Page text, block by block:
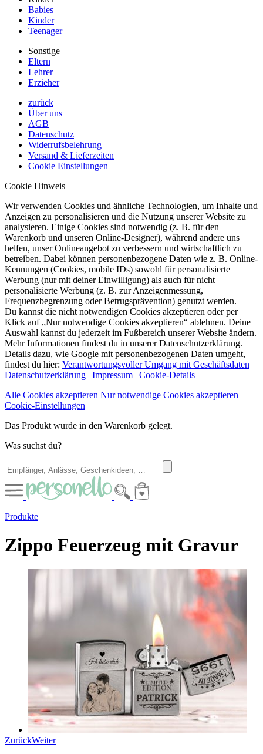
Babies
Kinder
Teenager
Sonstige
Eltern
Lehrer
Erzieher
zurück
Über uns
AGB
Datenschutz
Widerrufsbelehrung
Versand & Lieferzeiten
Cookie Einstellungen
Cookie Hinweis
Wir verwenden Cookies und ähnliche Technologien, um Inhalte und
Anzeigen zu personalisieren und die Nutzung unserer Website zu
analysieren. Einige Cookies sind notwendig (z. B. für den
Warenkorb und unseren Online-Designer), während andere uns
helfen, unser Onlineangebot zu verbessern und wirtschaftlich zu
betreiben. Dabei können personenbezogene Daten wie z. B. Online-
Kennungen (Cookies, mobile IDs) sowohl für personalisierte
Werbung (nur mit deiner Einwilligung) als auch für nicht
personalisierte Werbung (z. B. zur Anzeigenmessung,
Frequenzbegrenzung oder Betrugsprävention) genutzt werden.
Du kannst die nicht notwendigen Cookies akzeptieren oder per
Klick auf „Nur notwendige Cookies akzeptieren“ ablehnen. Deine
Auswahl kannst du jederzeit im Fußbereich unserer Website ändern.
Mehr Informationen findest du in unserer Datenschutzerklärung.
Details dazu, wie Google mit personenbezogenen Daten umgeht,
findest du hier: Verantwortungsvoller Umgang mit Geschäftsdaten
Datenschutzerklärung | Impressum | Cookie-Details
Alle Cookies akzeptieren Nur notwendige Cookies akzeptieren
Cookie-Einstellungen
Das Produkt wurde in den Warenkorb gelegt.
Was suchst du?
Produkte
Zippo Feuerzeug mit Gravur
ZurückWeiter